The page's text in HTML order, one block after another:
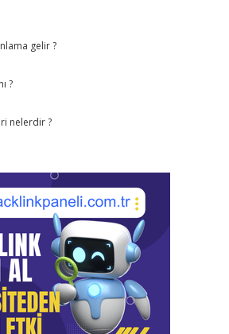
gelir ?
?
nelerdir ?